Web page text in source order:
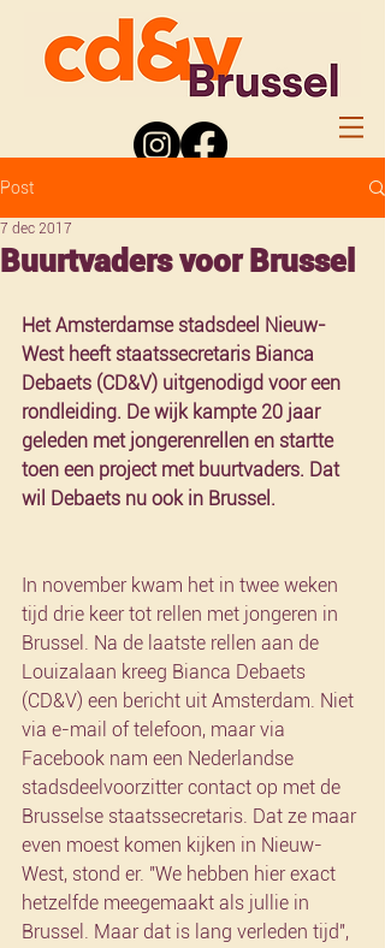
Post
Buurtvaders voor Brussel
7 dec 2017
Het Amsterdamse stadsdeel Nieuw-
West heeft staatssecretaris Bianca
Debaets (CD&V) uitgenodigd voor een
rondleiding. De wijk kampte 20 jaar
geleden met jongerenrellen en startte
toen een project met buurtvaders. Dat
wil Debaets nu ook in Brussel.
In november kwam het in twee weken
tijd drie keer tot rellen met jongeren in
Brussel. Na de laatste rellen aan de
Louizalaan kreeg Bianca Debaets
(CD&V) een bericht uit Amsterdam. Niet
via e-mail of telefoon, maar via
Facebook nam een Nederlandse
stadsdeelvoorzitter contact op met de
Brusselse staatssecretaris. Dat ze maar
even moest komen kijken in Nieuw-
West, stond er. "We hebben hier exact
hetzelfde meegemaakt als jullie in
Brussel. Maar dat is lang verleden tijd",